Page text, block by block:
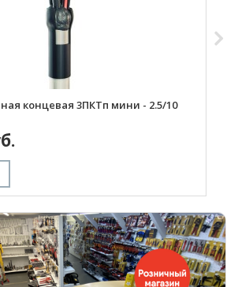
концевая 3ПКТп мини - 2.5/10